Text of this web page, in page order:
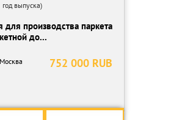
выпуска)
для производства паркета
до...
752 000 RUB
Москва